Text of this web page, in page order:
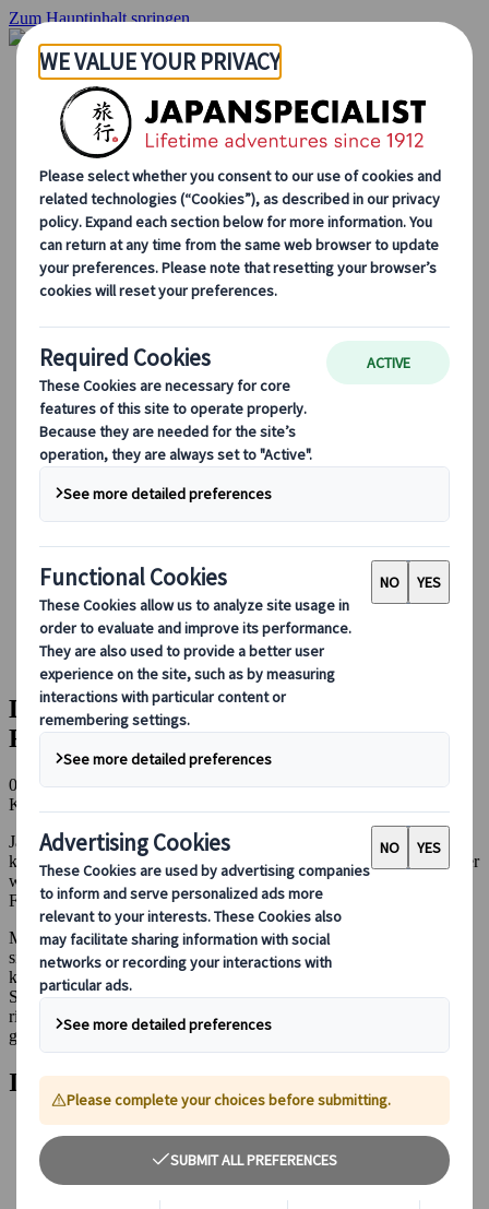
Zum Hauptinhalt springen
Startseite
Rundreisen
Individuelle Reisen
Gruppenreisen
Selbstfahrerreisen
Ausflüge
Maßgeschneiderte Gruppenreisen
Japan Rail Pass
Wie wir arbeiten
Über uns
Treffen Sie unser Team
Werden Sie Teil unseres Teams
Saisonale Reisetipps
Highlights des Reiseziels
Kulturelle Einblicke
Kulinarische Erlebnisse
Entdecke Japan mit dem Zug
Häufig gestellte Fragen
Wichtige Informationen
Etikette in Japan
Autofahren in Japan
Bei uns buchen
Japan Rail Pass
Unterkunft
Online-Beratung
Japanspecialist
Japan Reiseblog
Kulinarische Erlebnisse
Der ultimative Guide für glutenfreie Restaurants in Japan
Der ultimative Guide für glutenfreie
Restaurants in Japan
08 Feb 2025
Kulinarische Erlebnisse
Japan ist bekannt für seine hervorragende Küche und einzigartigen
kulinarischen Erlebnisse, die Besucher aus aller Welt anziehen. Aber
was, wenn du kein Gluten verträgst? Keine Sorge – es ist alles eine
Frage der richtigen Vorbereitung!
Mit ein wenig Wissen darüber, welche Gerichte für dich geeignet
sind und wo du sie findest, wird dir dieser Blog bei deiner
kulinarischen Entdeckungsreise durch Japan weiterhelfen. Auf der
Suche nach glutenfreien Restaurants? Dann bist du hier genau
richtig! Hier teilen wir einige unserer besten Empfehlungen für
glutenfreie japanische Spezialitäten.
Inhaltsverzeichnis
Empfehlungen für glutenfreie Restaurants in Tokio
Empfehlungen für glutenfreie Restaurants in Osaka
Empfehlungen für glutenfreie Restaurants in Nara